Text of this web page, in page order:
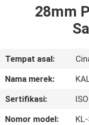
PRODUK
VR
KAMI
28mm
Tempat asal:
Nama merek:
Sertifikasi:
Nomor model: